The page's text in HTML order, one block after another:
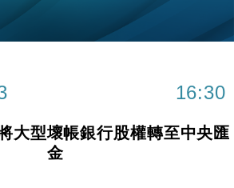
部擬擴大金屬關稅範圍 14類產品或加徵
月零售額連升14個月 珠寶鐘錶銷售升勢
啟最多10億美元回購 派息比率目標維持
16:30
大型壞帳銀行股權轉至中央匯
金